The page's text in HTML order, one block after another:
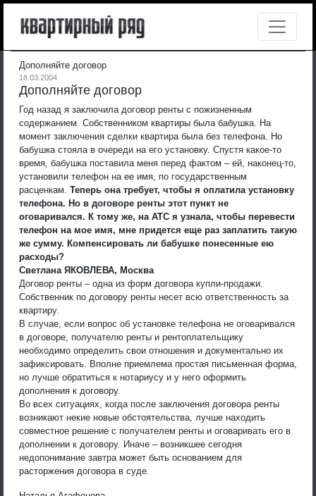
Дополняйте договор
18.03.2004
Дополняйте договор
Год назад я заключила договор ренты с пожизненным
содержанием. Собственником квартиры была бабушка. На
момент заключения сделки квартира была без телефона. Но
бабушка стояла в очереди на его установку. Спустя какое-то
время, бабушка поставила меня перед фактом – ей, наконец-то,
установили телефон на ее имя, по государственным
расценкам. Теперь она требует, чтобы я оплатила установку
телефона. Но в договоре ренты этот пункт не
оговаривался. К тому же, на АТС я узнала, чтобы перевести
телефон на мое имя, мне придется еще раз заплатить такую
же сумму. Компенсировать ли бабушке понесенные ею
расходы?
Светлана ЯКОВЛЕВА, Москва
Договор ренты – одна из форм договора купли-продажи.
Собственник по договору ренты несет всю ответственность за
квартиру.
В случае, если вопрос об установке телефона не оговаривался
в договоре, получателю ренты и рентоплательщику
необходимо определить свои отношения и документально их
зафиксировать. Вполне приемлема простая письменная форма,
но лучше обратиться к нотариусу и у него оформить
дополнения к договору.
Во всех ситуациях, когда после заключения договора ренты
возникают некие новые обстоятельства, лучше находить
совместное решение с получателем ренты и оговаривать его в
дополнении к договору. Иначе – возникшее сегодня
недопонимание завтра может быть основанием для
расторжения договора в суде.